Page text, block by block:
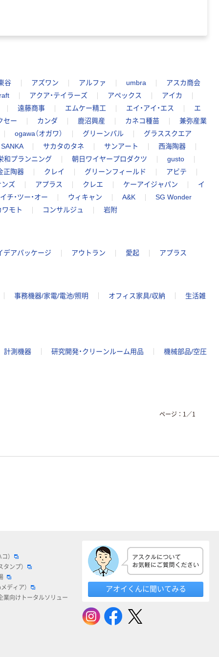
谷 アズワン アルファ umbra
アスカ商会
アクア・テイラーズ アペックス
アイカ
遠藤商事 エムケー精工 エイ・アイ・エス
エ
セー カンダ 鹿沼興産 カネコ種苗
兼弥産業
ogawa（オガワ） グリーンパル
グラススクエア
SANKA サカタのタネ サンアート
西海陶器
和プランニング 朝日ワイヤープロダクツ
gusto
正陶器 クレイ グリーンフィールド
アビテ
ンズ アプラス クレエ ケーアイジャパン
イ
チ・ツー・オー ウィキャン A&K
SG Wonder
ワモト コンサルジュ 岩附
デアパッケージ アウトラン 愛起 アプラス
事務機器/家電/電池/照明 オフィス家具/収納
生活雑
計測機器 研究開発・クリーンルーム用品
機械部品/空圧
ページ： 1 ／1
）
タンプ）
ディア）
業向けトータルソリュー
アオイくんに聞いてみる